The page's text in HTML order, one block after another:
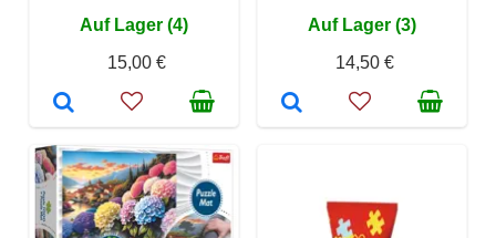
Auf Lager (4)
15,00 €
Auf Lager (3)
14,50 €